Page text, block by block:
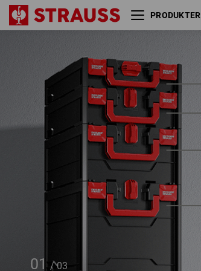
PRODUKTER
01 / 03
STRAUSSbox 280 large